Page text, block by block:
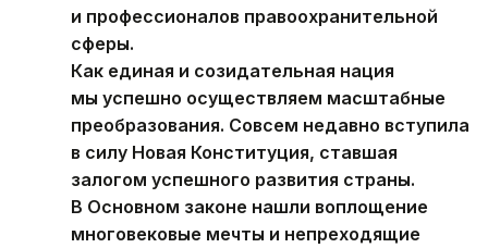
и профессионалов правоохранительной
сферы.
Как единая и созидательная нация
мы успешно осуществляем масштабные
преобразования. Совсем недавно вступила
в силу Новая Конституция, ставшая
залогом успешного развития страны.
В Основном законе нашли воплощение
многовековые мечты и непреходящие